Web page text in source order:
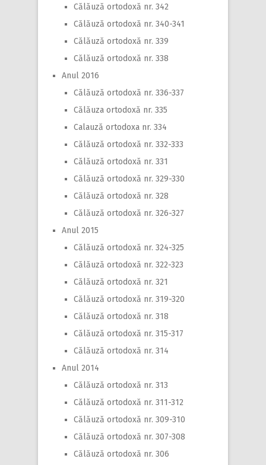
Călăuză ortodoxă nr. 342
Călăuză ortodoxă nr. 340-341
Călăuză ortodoxă nr. 339
Călăuză ortodoxă nr. 338
Anul 2016
Călăuză ortodoxă nr. 336-337
Călăuza ortodoxă nr. 335
Calauză ortodoxa nr. 334
Călăuză ortodoxă nr. 332-333
Călăuză ortodoxă nr. 331
Călăuză ortodoxă nr. 329-330
Călăuză ortodoxă nr. 328
Călăuză ortodoxă nr. 326-327
Anul 2015
Călăuză ortodoxă nr. 324-325
Călăuză ortodoxă nr. 322-323
Călăuză ortodoxă nr. 321
Călăuză ortodoxă nr. 319-320
Călăuză ortodoxă nr. 318
Călăuză ortodoxă nr. 315-317
Călăuză ortodoxă nr. 314
Anul 2014
Călăuză ortodoxă nr. 313
Călăuză ortodoxă nr. 311-312
Călăuză ortodoxă nr. 309-310
Călăuză ortodoxă nr. 307-308
Călăuză ortodoxă nr. 306